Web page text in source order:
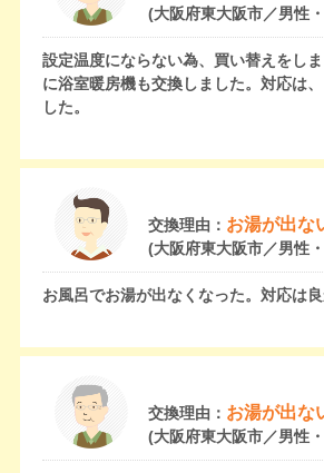
(大阪府東大阪市／男性
設定温度にならない為、買い替えをし
に浴室暖房機も交換しました。対応は
した。
交換理由： お湯が出な
(大阪府東大阪市／男性
お風呂でお湯が出なくなった。対応は良
交換理由： お湯が出な
(大阪府東大阪市／男性